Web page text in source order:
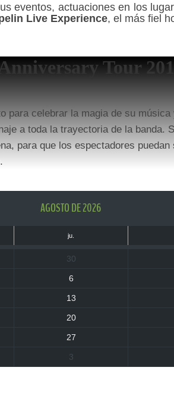
eventos, actuaciones en los
Live Experience, el más fiel
Tour
celebrar la magia de su
a toda la trayectoria de la
para que los espectadores
AGOSTO DE 2026
ju.
30
6
13
20
27
3